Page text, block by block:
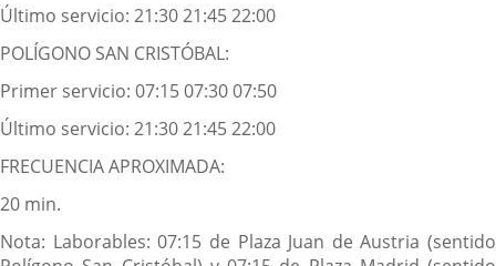
Último servicio: 21:30 21:45 22:00
POLÍGONO SAN CRISTÓBAL:
Primer servicio: 07:15 07:30 07:50
Último servicio: 21:30 21:45 22:00
FRECUENCIA APROXIMADA:
20 min.
Nota: Laborables: 07:15 de Plaza Juan de Austria (sentido